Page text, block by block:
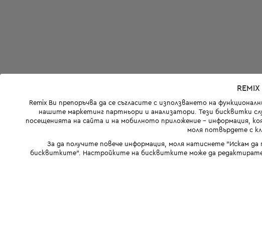
Remix Ви препоръчва да се съгласите с използването на
нашите маркетинг партньори и анализатори. Тези бисквитки
посещенията на сайта и на мобилното приложение - информация,
моля потвърдете с
За да получите повече информация, моля натиснете "Искам
бисквитките". Настройките на бисквитките може да